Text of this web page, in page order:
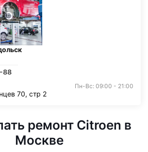
88
Пн-Вс: 09:00 - 21:00
70, стр 2
ремонт Citroen в
Москве